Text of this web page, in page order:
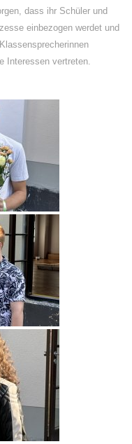
dass ihr Schüler und
einbezogen werdet und
Interessen vertreten.